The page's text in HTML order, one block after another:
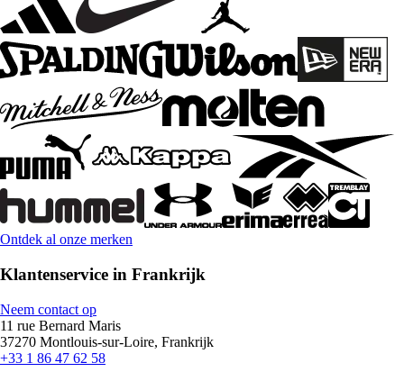
Ontdek al onze merken
Klantenservice in Frankrijk
Neem contact op
11 rue Bernard Maris
37270 Montlouis-sur-Loire, Frankrijk
+33 1 86 47 62 58